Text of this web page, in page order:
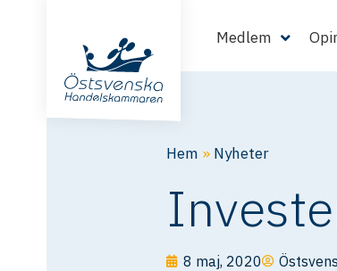
Medlem
Hem » Nyheter
8 maj, 2020